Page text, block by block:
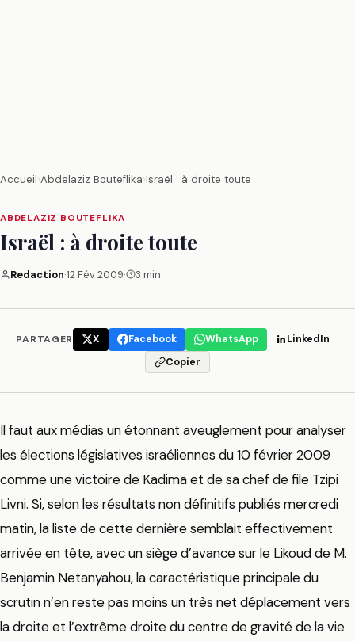
Accueil›Abdelaziz Bouteflika›Israël : à droite toute
ABDELAZIZ BOUTEFLIKA
Israël : à droite toute
Redaction·12 Fév 2009· 3 min
PARTAGER X Facebook WhatsApp
LinkedIn
Copier
Il faut aux médias un étonnant aveuglement pour analyser
les élections législatives israéliennes du 10 février 2009
comme une victoire de Kadima et de sa chef de file Tzipi
Livni. Si, selon les résultats non définitifs publiés mercredi
matin, la liste de cette dernière semblait effectivement
arrivée en tête, avec un siège d’avance sur le Likoud de M.
Benjamin Netanyahou, la caractéristique principale du
scrutin n’en reste pas moins un très net déplacement vers
la droite et l’extrême droite du centre de gravité de la vie